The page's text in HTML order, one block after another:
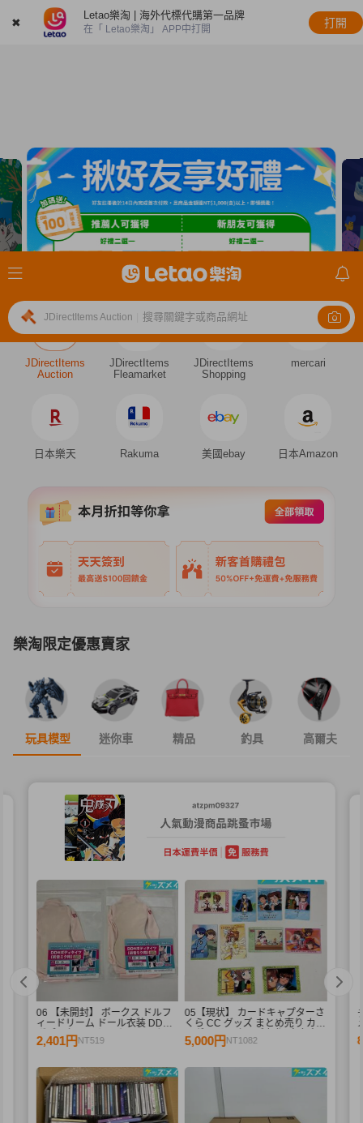
✖
Letao樂淘 | 海外代標代購第一品牌
在「 Letao樂淘」 APP中打開
打開
JDirectItems Auction 搜尋關鍵字或商品網址
JDirectItems
Auction
JDirectItems
Fleamarket
JDirectItems
Shopping
mercari
日本樂天 Rakuma 美國ebay 日本Amazon
樂淘限定優惠賣家
玩具模型 迷你車 精品 釣具 高爾夫
06 【未開封】 ボークス ドルフ
ィードリーム ドール衣装 DD用
ボディタイツ セミホワイトカラ
ー 初音ミク 2点 A /ドール
2,401円 NT519
05【現状】 カードキャプターさ
くら CC グッズ まとめ売り カー
ドダス マスターズ 初版 木之本
桜 少狼 他
5,000円 NT1082